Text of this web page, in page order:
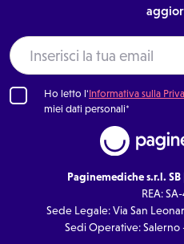
Ho letto l'Informativa sulla
miei dati personali*
Paginemediche s.r.l. SB
REA:
Sede Legale: Via San
Sedi Operative: Salerno